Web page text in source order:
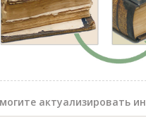
актуализировать